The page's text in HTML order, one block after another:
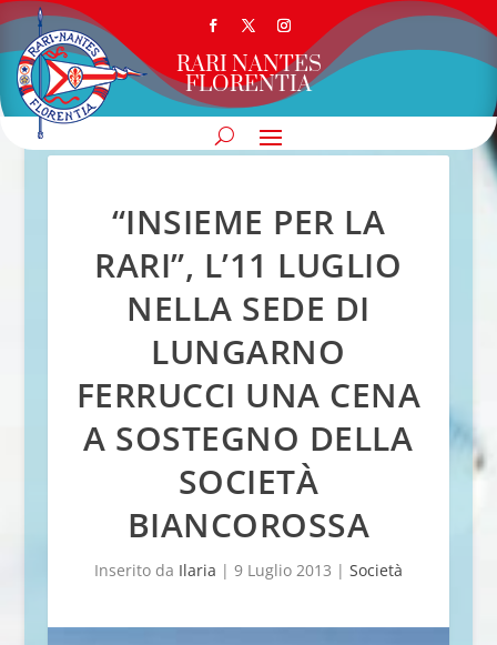
RARI NANTES
FLORENTIA
“INSIEME PER LA
RARI”, L’11 LUGLIO
NELLA SEDE DI
LUNGARNO
FERRUCCI UNA CENA
A SOSTEGNO DELLA
SOCIETÀ
BIANCOROSSA
Inserito da Ilaria | 9 Luglio 2013 | Società